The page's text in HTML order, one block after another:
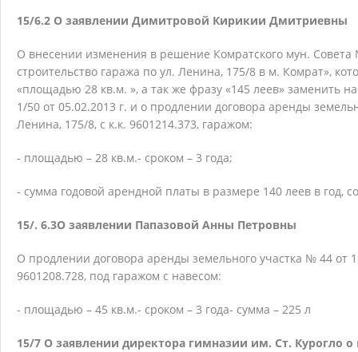
15/6.2 О заявлении Димитровой Кирикии Дмитриевны
О внесении изменения в решение Комратского мун.
строительство гаража по ул. Ленина, 175/8 в м. Комрат»,
«площадью 28 кв.м. », а так же фразу «145 леев» заменить
1/50 от 05.02.2013 г. и о продлении договора аренды
Ленина, 175/8, с к.к. 9601214.373, гаражом:
- площадью – 28 кв.м.- сроком – 3 года;
- сумма годовой арендной платы в размере 140 леев в год,
15/. 6.3О заявлении Папазовой Анны Петровны
О продлении договора аренды земельного участка № 44 от
9601208.728, под гаражом с навесом:
- площадью – 45 кв.м.- сроком – 3 года- сумма – 225 л
15/7 О заявлении директора гимназии им. Ст. Курогло о